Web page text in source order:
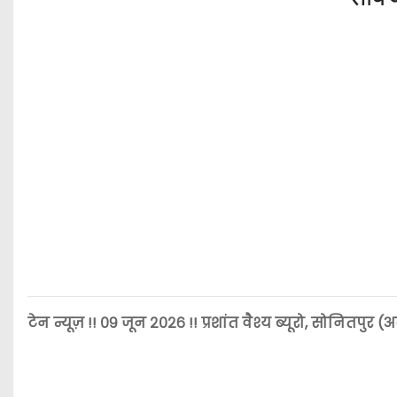
टेन न्यूज़ !! ०९ जून २०२६ !! प्रशांत वैश्य ब्यूरो, सोनितपुर